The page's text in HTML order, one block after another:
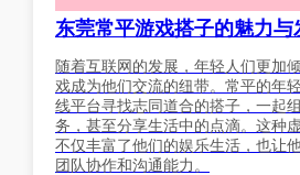
东莞常平游戏搭子的魅力与
随着互联网的发展，年轻人们更加
戏成为他们交流的纽带。常平的年
线平台寻找志同道合的搭子，一起
务，甚至分享生活中的点滴。这种
不仅丰富了他们的娱乐生活，也让
团队协作和沟通能力。